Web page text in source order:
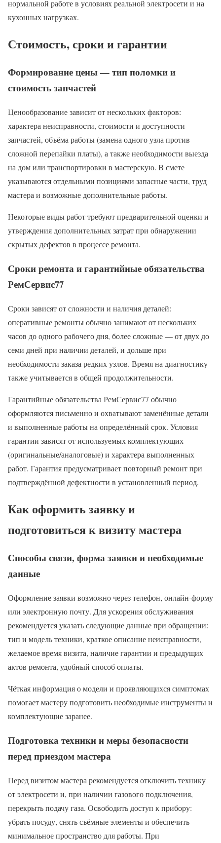
нормальной работе в условиях реальной электросети и на
кухонных нагрузках.
Стоимость, сроки и гарантии
Формирование цены — тип поломки и
стоимость запчастей
Ценообразование зависит от нескольких факторов:
характера неисправности, стоимости и доступности
запчастей, объёма работы (замена одного узла против
сложной перепайки платы), а также необходимости выезда
на дом или транспортировки в мастерскую. В смете
указываются отдельными позициями запасные части, труд
мастера и возможные дополнительные работы.
Некоторые виды работ требуют предварительной оценки и
утверждения дополнительных затрат при обнаружении
скрытых дефектов в процессе ремонта.
Сроки ремонта и гарантийные обязательства
РемСервис77
Сроки зависят от сложности и наличия деталей:
оперативные ремонты обычно занимают от нескольких
часов до одного рабочего дня, более сложные — от двух до
семи дней при наличии деталей, и дольше при
необходимости заказа редких узлов. Время на диагностику
также учитывается в общей продолжительности.
Гарантийные обязательства РемСервис77 обычно
оформляются письменно и охватывают заменённые детали
и выполненные работы на определённый срок. Условия
гарантии зависят от используемых комплектующих
(оригинальные/аналоговые) и характера выполненных
работ. Гарантия предусматривает повторный ремонт при
подтверждённой дефектности в установленный период.
Как оформить заявку и
подготовиться к визиту мастера
Способы связи, форма заявки и необходимые
данные
Оформление заявки возможно через телефон, онлайн-форму
или электронную почту. Для ускорения обслуживания
рекомендуется указать следующие данные при обращении:
тип и модель техники, краткое описание неисправности,
желаемое время визита, наличие гарантии и предыдущих
актов ремонта, удобный способ оплаты.
Чёткая информация о модели и проявляющихся симптомах
помогает мастеру подготовить необходимые инструменты и
комплектующие заранее.
Подготовка техники и меры безопасности
перед приездом мастера
Перед визитом мастера рекомендуется отключить технику
от электросети и, при наличии газового подключения,
перекрыть подачу газа. Освободить доступ к прибору:
убрать посуду, снять съёмные элементы и обеспечить
минимальное пространство для работы. При